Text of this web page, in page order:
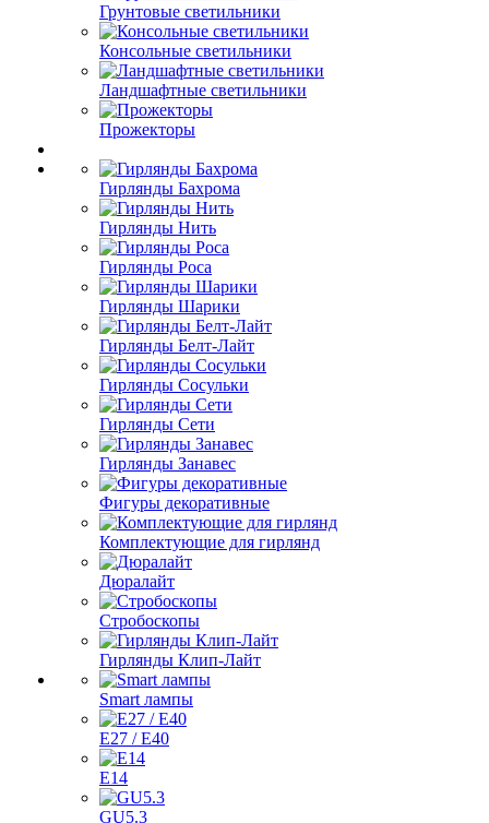
Грунтовые светильники
Консольные светильники
Ландшафтные светильники
Прожекторы
Гирлянды Бахрома
Гирлянды Нить
Гирлянды Роса
Гирлянды Шарики
Гирлянды Белт-Лайт
Гирлянды Сосульки
Гирлянды Сети
Гирлянды Занавес
Фигуры декоративные
Комплектующие для гирлянд
Дюралайт
Стробоскопы
Гирлянды Клип-Лайт
Smart лампы
E27 / E40
E14
GU5.3